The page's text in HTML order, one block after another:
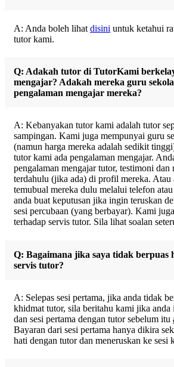
A: Anda boleh lihat disini untuk ketahui
tutor kami.
Q: Adakah tutor di TutorKami
mengajar? Adakah mereka guru
pengalaman mengajar mereka?
A: Kebanyakan tutor kami adalah tutor
sampingan. Kami juga mempunyai guru
(namun harga mereka adalah sedikit
tutor kami ada pengalaman mengajar.
pengalaman mengajar tutor, testimoni
terdahulu (jika ada) di profil mereka. Atau
temubual mereka dulu melalui telefon
anda buat keputusan jika ingin teruskan
sesi percubaan (yang berbayar). Kami
terhadap servis tutor. Sila lihat soalan
Q: Bagaimana jika saya tidak berpuas
servis tutor?
A: Selepas sesi pertama, jika anda tidak
khidmat tutor, sila beritahu kami jika
dan sesi pertama dengan tutor sebelum itu
Bayaran dari sesi pertama hanya dikira
hati dengan tutor dan meneruskan ke sesi